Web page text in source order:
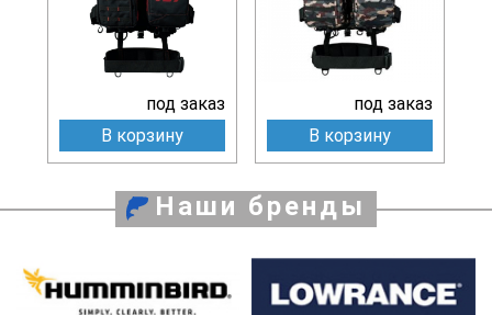
под заказ
В корзину
под заказ
В корзину
Наши бренды